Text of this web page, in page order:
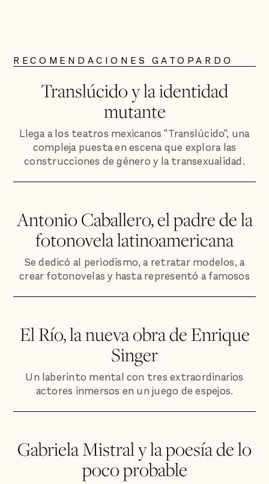
RECOMENDACIONES GATOPARDO
Translúcido y la identidad
mutante
Llega a los teatros mexicanos "Translúcido", una
compleja puesta en escena que explora las
construcciones de género y la transexualidad.
Antonio Caballero, el padre de la
fotonovela latinoamericana
Se dedicó al periodismo, a retratar modelos, a
crear fotonovelas y hasta representó a famosos
El Río, la nueva obra de Enrique
Singer
Un laberinto mental con tres extraordinarios
actores inmersos en un juego de espejos.
Gabriela Mistral y la poesía de lo
poco probable